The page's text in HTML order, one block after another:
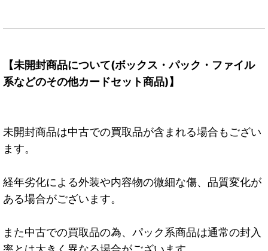
【未開封商品について(ボックス・パック・ファイル
系などのその他カードセット商品)】
未開封商品は中古での買取品が含まれる場合もござい
ます。
経年劣化による外装や内容物の微細な傷、品質変化が
ある場合がございます。
また中古での買取品の為、パック系商品は通常の封入